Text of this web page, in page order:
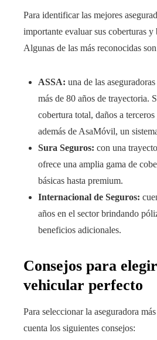
Para identificar las mejores
importante evaluar sus coberturas
Algunas de las más reconocidas
ASSA: una de las
más de 80 años de trayectoria.
cobertura total, daños a
además de AsaMóvil, un
Sura Seguros: con una
ofrece una amplia gama de
básicas hasta premium.
Internacional de Seguros:
años en el sector brindando
beneficios adicionales.
Consejos para
vehicular perfecto
Para seleccionar la aseguradora
cuenta los siguientes consejos: